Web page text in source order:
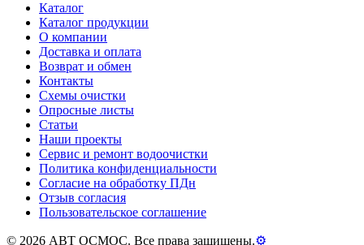
Каталог
Каталог продукции
О компании
Доставка и оплата
Возврат и обмен
Контакты
Схемы очистки
Опросные листы
Статьи
Наши проекты
Сервис и ремонт водоочистки
Политика конфиденциальности
Согласие на обработку ПДн
Отзыв согласия
Пользовательское соглашение
© 2026 АВТ ОСМОС. Все права защищены.⚙